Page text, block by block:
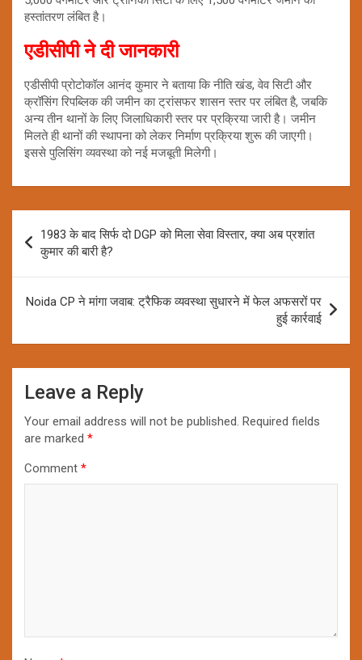
हस्तांतरण लंबित है।
एडीसीपी ने दी जानकारी
एडीसीपी प्रोटोकॉल आनंद कुमार ने बताया कि नीति खंड, वेव सिटी और
क्रॉसिंग रिपब्लिक की जमीन का ट्रांसफर शासन स्तर पर लंबित है, जबकि
अन्य तीन थानों के लिए जिलाधिकारी स्तर पर प्रक्रिया जारी है। जमीन
मिलते ही थानों की स्थापना को लेकर निर्माण प्रक्रिया शुरू की जाएगी।
इससे पुलिसिंग व्यवस्था को नई मजबूती मिलेगी।
navigation
1983 के बाद सिर्फ दो DGP को मिला सेवा विस्तार, क्या अब प्रशांत
कुमार की बारी है?
Noida CP ने मांगा जवाब: ट्रैफिक व्यवस्था सुधारने में फेल अफसरों पर
हुई कार्रवाई
Leave a Reply
Your email address will not be published. Required fields
are marked *
Comment *